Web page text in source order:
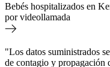
Bebés hospitalizados en
por videollamada
"Los datos suministrados
de contagio y propagación